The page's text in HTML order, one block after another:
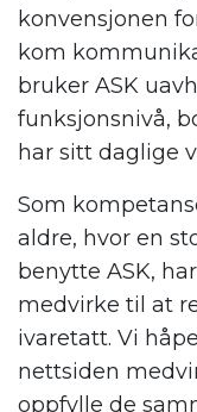
konvensjonen
kom
bruker ASK
funksjonsnivå,
har sitt daglige
Som
aldre, hvor en
benytte ASK,
medvirke til at
ivaretatt. Vi
nettsiden
oppfylle de